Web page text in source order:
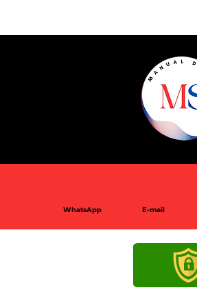
WhatsApp E-mail